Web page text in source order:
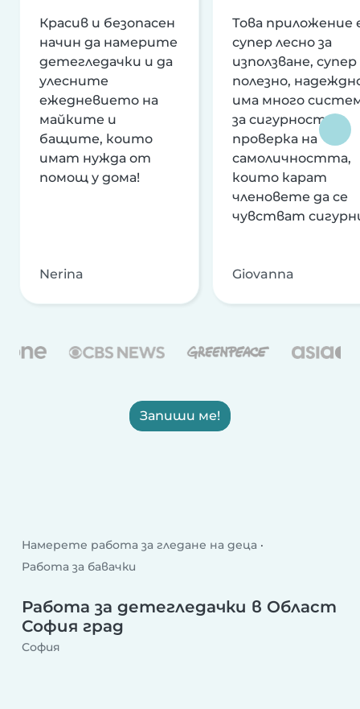
Красив и безопасен
начин да намерите
детегледачки и да
улесните
ежедневието на
майките и
бащите, които
имат нужда от
помощ у дома!
Nerina
Това приложение
супер лесно за
използване, супер
полезно,
има много
за сигурност и
проверка на
самоличността,
които карат
членовете да се
чувстват
Giovanna
Запиши ме!
Намерете работа за гледане на деца
Работа за бавачки
Работа за детегледачки в Област
София град
София